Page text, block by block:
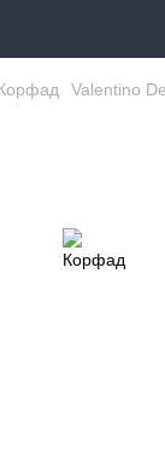
Valentino